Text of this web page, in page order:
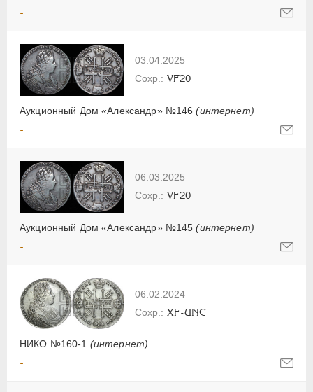
-
03.04.2025
Аукционный Дом «Александр» №146(интернет)
VF20
-
06.03.2025
Аукционный Дом «Александр» №145(интернет)
VF20
-
06.02.2024
НИКО №160-1 (интернет)
XF-UNC
-